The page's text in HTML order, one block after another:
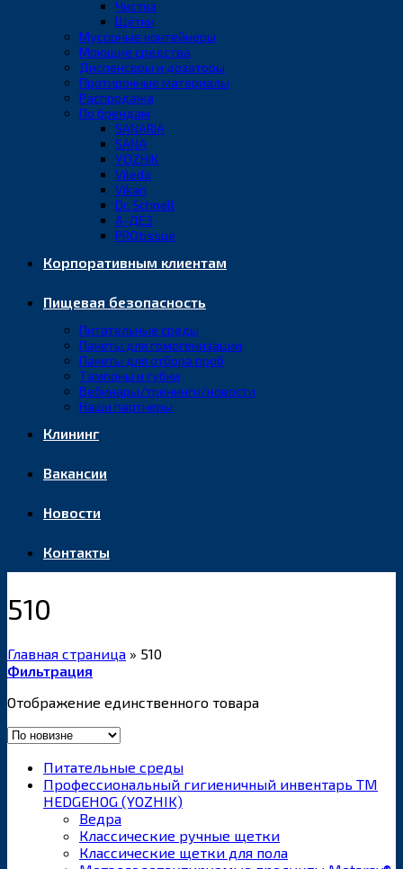
Чистка
Щётки
Мусорные контейнеры
Моющие средства
Диспенсеры и дозаторы
Протирочные материалы
Распродажа
По брендам
SANARIA
SANA
YOZHIK
Vileda
Vikan
Dr. Schnell
А-ДЕЗ
PROtissue
Корпоративным клиентам
Пищевая безопасность
Питательные среды
Пакеты для гомогенизации
Пакеты для отбора проб
Тампоны и губки
Вебинары/тренинги/новости
Наши партнеры
Клининг
Вакансии
Новости
Контакты
510
Главная страница » 510
Фильтрация
Отображение единственного товара
Питательные среды
Профессиональный гигиеничный инвентарь ТМ
HEDGEHOG (YOZHIK)
Ведра
Классические ручные щетки
Классические щетки для пола